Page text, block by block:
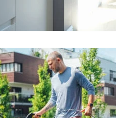
Viviendo en un apartamento
Mitos de Limpieza Consejos
Servicios regulares de limpieza